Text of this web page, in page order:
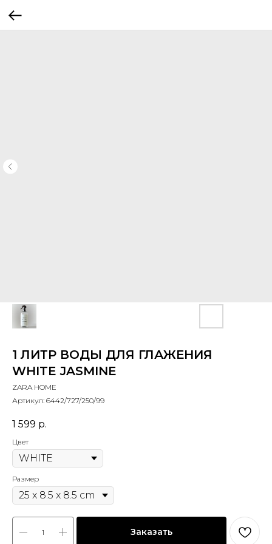
1 ЛИТР ВОДЫ ДЛЯ ГЛАЖЕНИЯ
WHITE JASMINE
ZARA HOME
Артикул: 6442/727/250/99
1 599 р.
Цвет
Размер
Заказать